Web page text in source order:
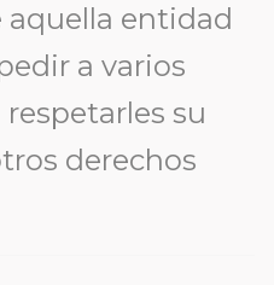
entidad
a varios
su
derechos